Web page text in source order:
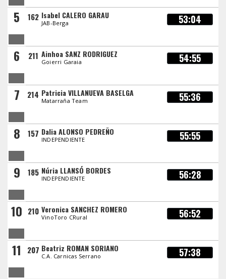
5 162 Isabel CALERO GARAU
JAB-Berga 53:04
6 211 Ainhoa SANZ RODRIGUEZ
Goierri Garaia 54:55
7 214 Patricia VILLANUEVA BASELGA
Matarraña Team 55:36
8 157 Dalia ALONSO PEDREÑO
INDEPENDIENTE 55:55
9 185 Núria LLANSÓ BORDES
INDEPENDIENTE 56:28
10 210 Veronica SANCHEZ ROMERO
VinoToro CRural 56:52
11 207 Beatriz ROMAN SORIANO
C.A. Carnicas Serrano 57:38